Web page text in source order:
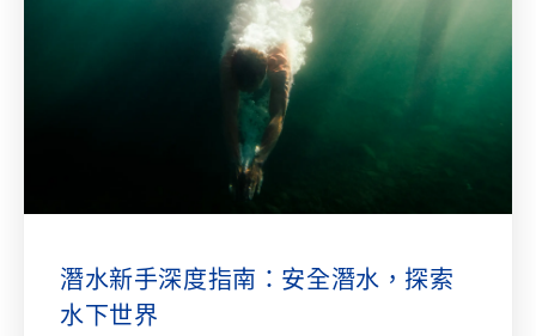
潛水新手深度指南：安全潛水，探索
水下世界